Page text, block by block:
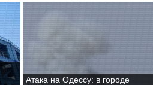
Атака на Одессу: в городе